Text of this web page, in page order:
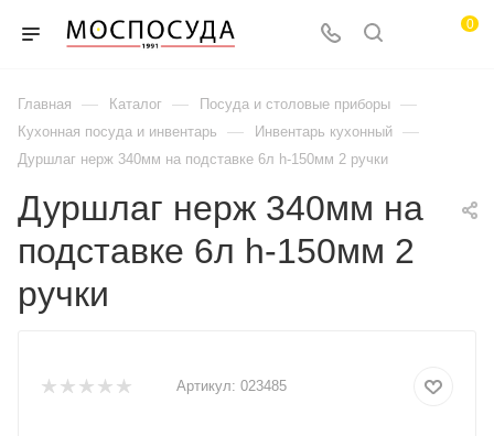
0
Главная — Каталог — Посуда и столовые приборы —
Кухонная посуда и инвентарь — Инвентарь кухонный —
Дуршлаг нерж 340мм на подставке 6л h-150мм 2 ручки
Дуршлаг нерж 340мм на
подставке 6л h-150мм 2
ручки
Артикул: 023485